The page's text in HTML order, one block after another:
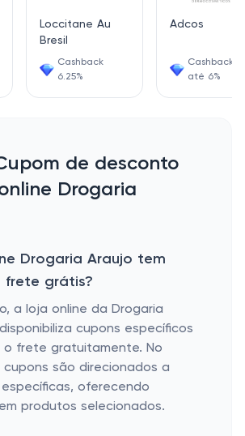
Loccitane Au
Bresil
Cashback
6.25%
Adcos
Cashback
até 6%
de desconto
Drogaria
Drogaria Araujo tem
frete grátis?
a loja online da Drogaria
cupons específicos
o frete gratuitamente. No
são direcionados a
oferecendo
produtos selecionados.